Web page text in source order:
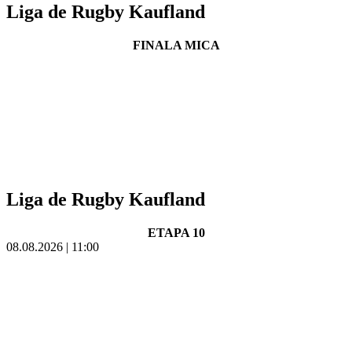
Liga de Rugby Kaufland
FINALA MICA
Liga de Rugby Kaufland
ETAPA 10
08.08.2026 | 11:00